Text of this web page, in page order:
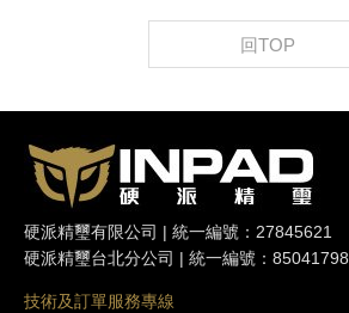
回TOP
硬派精璽有限公司 | 統一編號：27845621
硬派精璽台北分公司 | 統一編號：85041798
技術及訂單服務專線